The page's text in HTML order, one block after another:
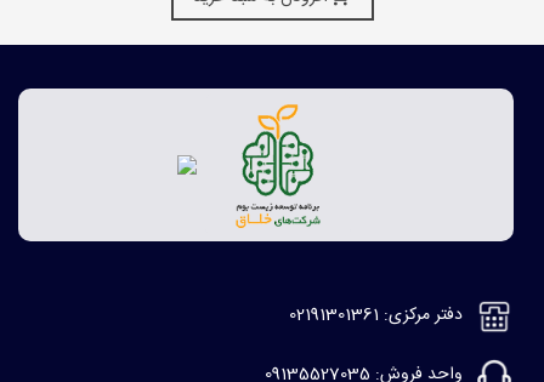
دفتر مرکزی: 02191301361
واحد فروش: 09135527035